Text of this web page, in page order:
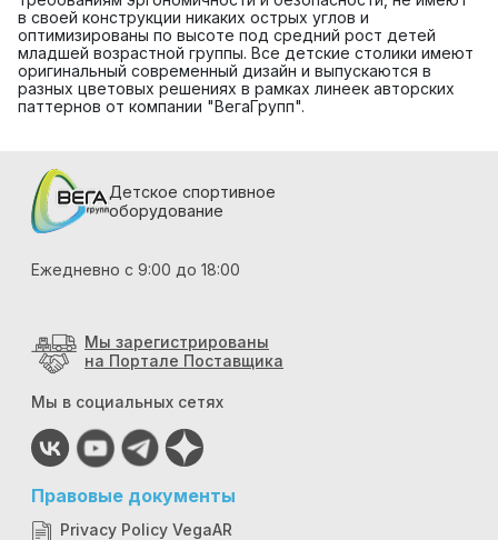
в своей конструкции никаких острых углов и
оптимизированы по высоте под средний рост детей
младшей возрастной группы. Все детские столики имеют
оригинальный современный дизайн и выпускаются в
разных цветовых решениях в рамках линеек авторских
паттернов от компании "ВегаГрупп".
Детское спортивное
оборудование
Ежедневно с 9:00 до 18:00
Мы зарегистрированы
на Портале Поставщика
Мы в социальных сетях
Правовые документы
Privacy Policy VegaAR